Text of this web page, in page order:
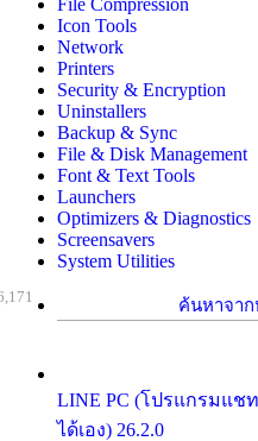
File Compression
Icon Tools
Network
Printers
Security & Encryption
Uninstallers
Backup & Sync
File & Disk Management
Font & Text Tools
Launchers
Optimizers & Diagnostics
Screensavers
System Utilities
ค้นหาจา
LINE PC (โปรแกรมแช
ได้เอง) 26.2.0